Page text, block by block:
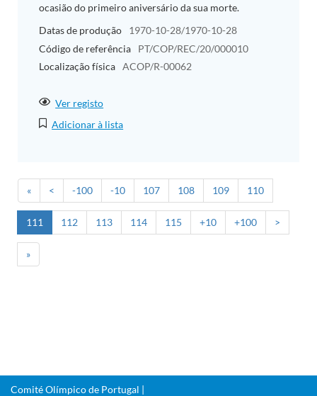
ocasião do primeiro aniversário da sua morte.
Datas de produção
1970-10-28/1970-10-28
Código de referência
PT/COP/REC/20/000010
Localização física ACOP/R-00062
Ver registo
Adicionar à lista
« < -100 -10 107 108 109 110
111 112 113 114 115 +10 +100 >
»
Comité Olímpico de Portugal |